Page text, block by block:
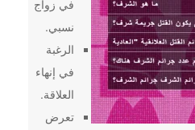
في زواج
نسبي.
الرغبة
في إنهاء
العلاقة.
تعرض